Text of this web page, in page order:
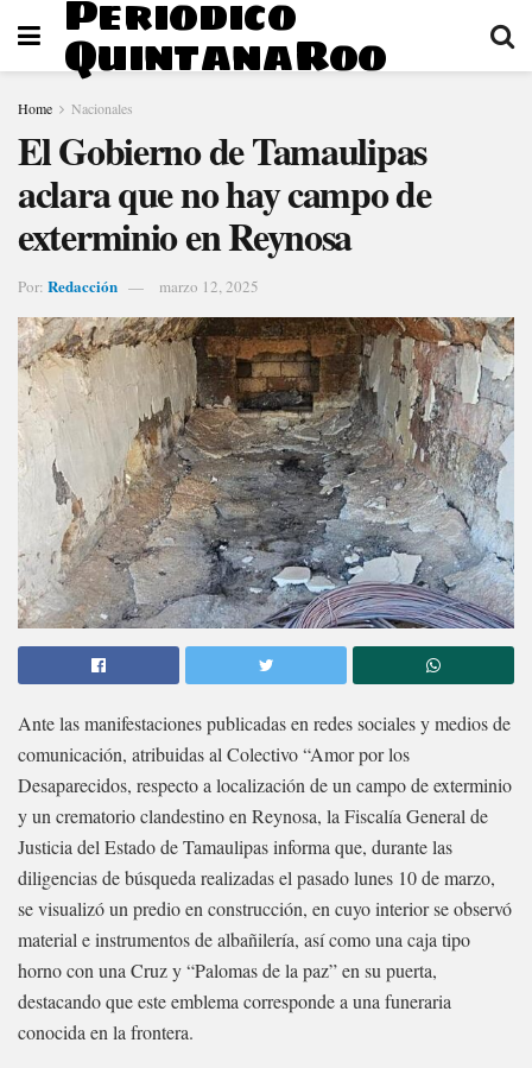
Periodico
QuintanaRoo
Home Nacionales
El Gobierno de Tamaulipas
aclara que no hay campo de
exterminio en Reynosa
Por: Redacción marzo 12, 2025
Ante las manifestaciones publicadas en redes sociales y medios de
comunicación, atribuidas al Colectivo “Amor por los
Desaparecidos, respecto a localización de un campo de exterminio
y un crematorio clandestino en Reynosa, la Fiscalía General de
Justicia del Estado de Tamaulipas informa que, durante las
diligencias de búsqueda realizadas el pasado lunes 10 de marzo,
se visualizó un predio en construcción, en cuyo interior se observó
material e instrumentos de albañilería, así como una caja tipo
horno con una Cruz y “Palomas de la paz” en su puerta,
destacando que este emblema corresponde a una funeraria
conocida en la frontera.